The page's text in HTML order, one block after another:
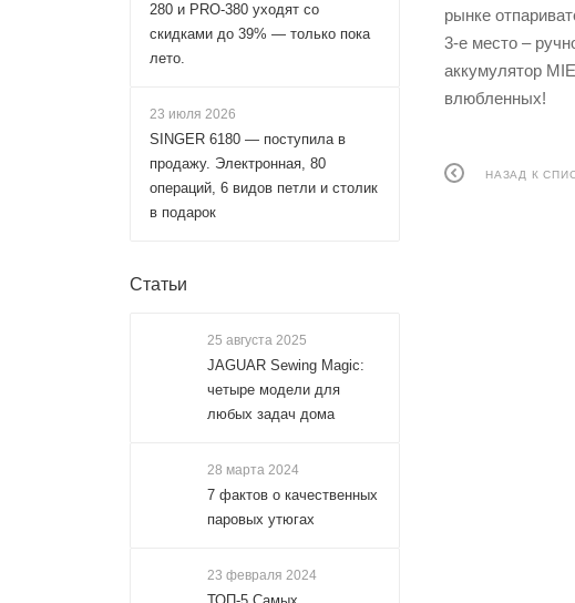
рынке
3-е место –
аккумулятор
влюбленных!
НАЗАД К
280 и PRO-380 уходят со
скидками до 39% — только пока
лето.
23 июля 2026
SINGER 6180 — поступила в
продажу. Электронная, 80
операций, 6 видов петли и столик
в подарок
Статьи
25 августа 2025
JAGUAR Sewing Magic:
четыре модели для
любых задач дома
28 марта 2024
7 фактов о качественных
паровых утюгах
23 февраля 2024